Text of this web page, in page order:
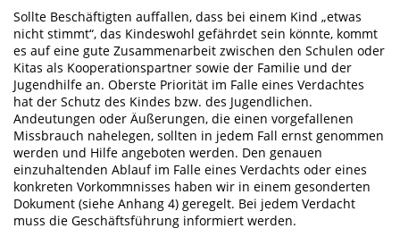
Sollte Beschäftigten auffallen, dass bei einem Kind „etwas
nicht stimmt“, das Kindeswohl gefährdet sein könnte, kommt
es auf eine gute Zusammenarbeit zwischen den Schulen oder
Kitas als Kooperationspartner sowie der Familie und der
Jugendhilfe an. Oberste Priorität im Falle eines Verdachtes
hat der Schutz des Kindes bzw. des Jugendlichen.
Andeutungen oder Äußerungen, die einen vorgefallenen
Missbrauch nahelegen, sollten in jedem Fall ernst genommen
werden und Hilfe angeboten werden. Den genauen
einzuhaltenden Ablauf im Falle eines Verdachts oder eines
konkreten Vorkommnisses haben wir in einem gesonderten
Dokument (siehe Anhang 4) geregelt. Bei jedem Verdacht
muss die Geschäftsführung informiert werden.